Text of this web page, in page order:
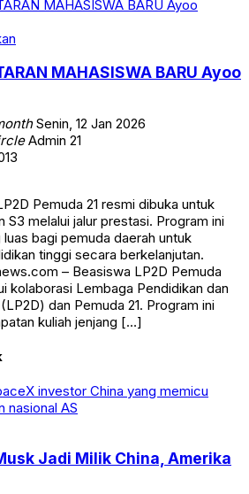
MAHASISWA BARU Ayoo
Senin, 12 Jan 2026
Admin 21
Pemuda 21 resmi dibuka untuk
S3 melalui jalur prestasi. Program ini
bagi pemuda daerah untuk
tinggi secara berkelanjutan.
– Beasiswa LP2D Pemuda
kolaborasi Lembaga Pendidikan dan
dan Pemuda 21. Program ini
kuliah jenjang […]
Jadi Milik China, Amerika